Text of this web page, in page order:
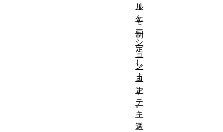
ル
を
制
定
し
ま
す
。
送
リ
ケ
ー
シ
ョ
ン
コ
ン
テ
キ
ス